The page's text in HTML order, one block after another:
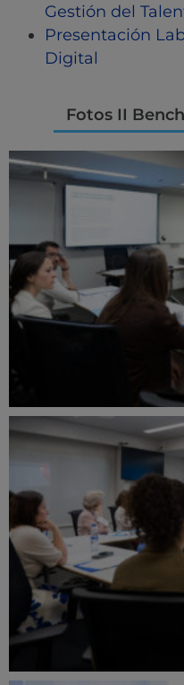
Gestión del
Presentación
Digital
Fotos II